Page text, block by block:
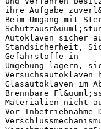
ihre Aufgabe
Beim Umgang mit
Autoklaven sicher
Standsicherheit,
Gefahrstoffe in
Umgebung lagern,
Versuchsautoklaven
Glasautoklaven im
Brennbare
Materialien nicht
Vor Inbetriebnahme